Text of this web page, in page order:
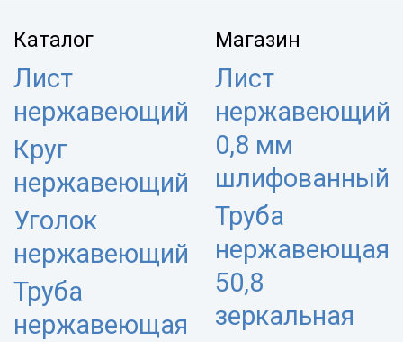
Каталог
Лист
нержавеющий
Круг
нержавеющий
Уголок
нержавеющий
Труба
нержавеющая
Магазин
Лист
нержавеющий
0,8 мм
шлифованный
Труба
нержавеющая
50,8
зеркальная